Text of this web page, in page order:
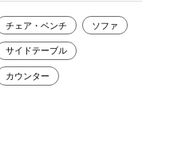
チェア・ベンチ ソファ
サイドテーブル
カウンター